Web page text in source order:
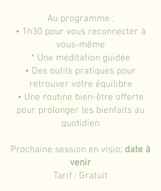
Au programme :
• 1h30 pour vous reconnecter à
vous-même
* Une méditation guidée
• Des outils pratiques pour
retrouver votre équilibre
• Une routine bien-être offerte
pour prolonger les bienfaits au
quotidien
Prochaine session en visio: date à
venir
Tarif : Gratuit